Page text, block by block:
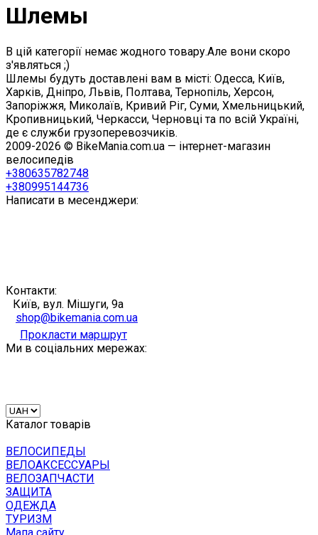
Шлемы
В цій категорії немає жодного товару.Але вони скоро
з'являться ;)
Шлемы будуть доставлені вам в місті: Одесса, Київ,
Харків, Дніпро, Львів, Полтава, Тернопіль, Херсон,
Запоріжжя, Миколаїв, Кривий Ріг, Суми, Хмельницький,
Кропивницький, Черкасси, Черновці та по всій Україні,
де є служби грузоперевозчиків.
2009-2026 © BikeMania.com.ua — інтернет-магазин
велосипедів
+380635782748
+380995144736
Написати в месенджери:
Контакти:
Київ, вул. Мішуги, 9а
shop@bikemania.com.ua
Прокласти маршрут
Ми в соціальних мережах:
Каталог товарів
ВЕЛОСИПЕДЫ
ВЕЛОАКСЕССУАРЫ
ВЕЛОЗАПЧАСТИ
ЗАЩИТА
ОДЕЖДА
ТУРИЗМ